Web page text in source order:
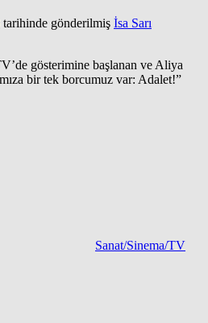
tarihinde gönderilmiş İsa Sarı
gösterimine başlanan ve Aliya
bir tek borcumuz var: Adalet!”
Sanat/Sinema/TV